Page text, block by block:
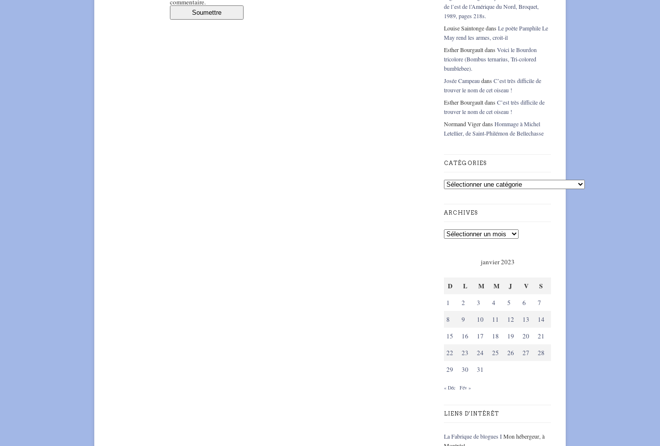
commentaire.
de l’est de l’Amérique du Nord, Broquet,
1989, pages 218s.
Louise Saintongedans Le poète Pamphile Le
May rend les armes, croit-il
Esther Bourgaultdans Voici le Bourdon
tricolore (Bombus ternarius, Tri-colored
bumblebee).
Josée Campeau dans C’est très difficile de
trouver le nom de cet oiseau !
Esther Bourgaultdans C’est très difficile de
trouver le nom de cet oiseau !
Normand Vigerdans Hommage à Michel
Letellier, de Saint-Philémon de Bellechasse
CATÉGORIES
ARCHIVES
janvier 2023
D L M M J V S
1 2 3 4 5 6
7
8
9 10 11 12 13
14
15
16 17 18 19 20
21
22
23 24 25 26 27
28
29
30 31
« Déc Fév »
LIENS D'INTÉRÊT
La Fabrique de blogues IMon hébergeur, à